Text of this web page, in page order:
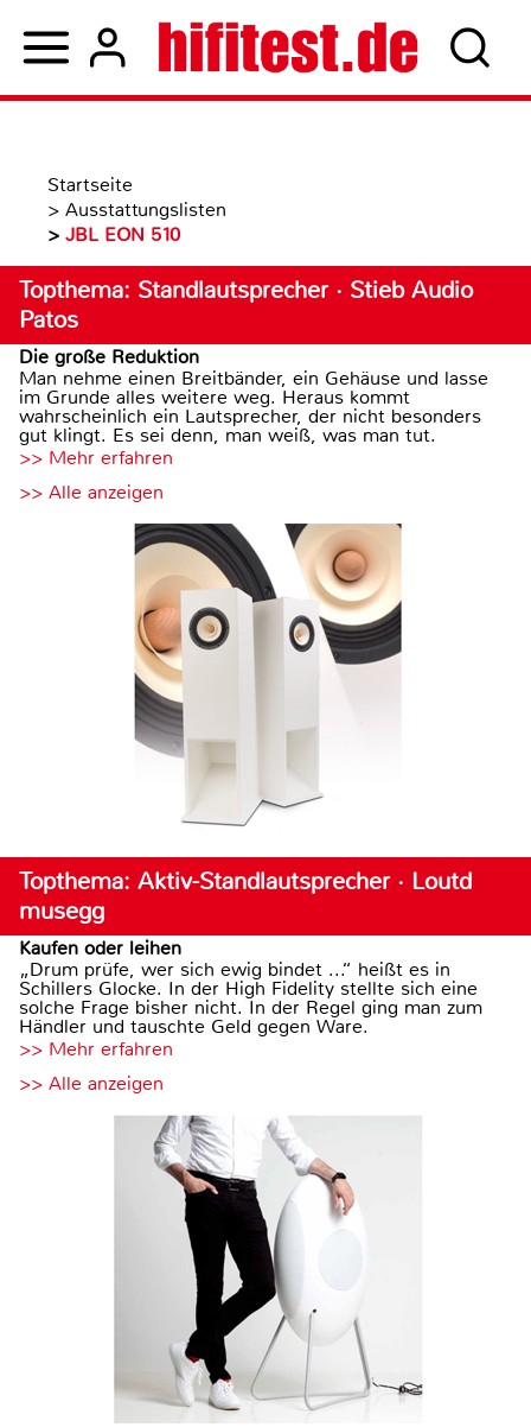
Startseite
> Ausstattungslisten
> JBL EON 510
Topthema: Standlautsprecher · Stieb Audio
Patos
Die große Reduktion
Man nehme einen Breitbänder, ein Gehäuse und lasse
im Grunde alles weitere weg. Heraus kommt
wahrscheinlich ein Lautsprecher, der nicht besonders
gut klingt. Es sei denn, man weiß, was man tut.
>> Mehr erfahren
>> Alle anzeigen
Topthema: Aktiv-Standlautsprecher · Loutd
musegg
Kaufen oder leihen
„Drum prüfe, wer sich ewig bindet ...“ heißt es in
Schillers Glocke. In der High Fidelity stellte sich eine
solche Frage bisher nicht. In der Regel ging man zum
Händler und tauschte Geld gegen Ware.
>> Mehr erfahren
>> Alle anzeigen